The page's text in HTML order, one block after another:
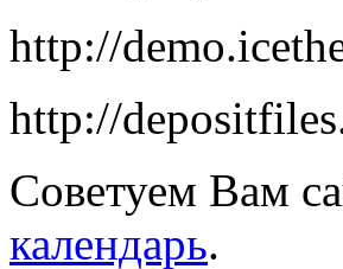
http://
http://
Советуем Вам
календарь.